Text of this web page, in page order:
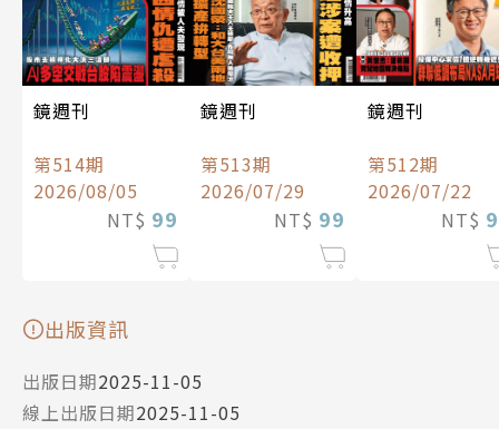
鏡週刊
第514期
2026/08/05
NT$ 99
鏡週刊
第513期
2026/07/29
NT$ 99
鏡週刊
第512期
2026/07/22
NT$
出版資訊
出版日期2025-11-05
線上出版日期2025-11-05